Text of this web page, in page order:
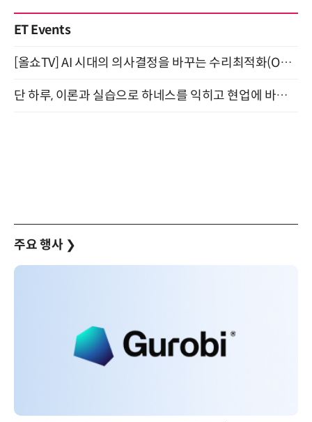
ET Events
[올쇼TV] AI 시대의 의사결정을 바꾸는 수리최적화(Optimization) 소개 (8/20 생방송)
단 하루, 이론과 실습으로 하네스를 익히고 현업에 바로 쓰는 핸즈온 워크숍 (8/20)
주요 행사 ❯